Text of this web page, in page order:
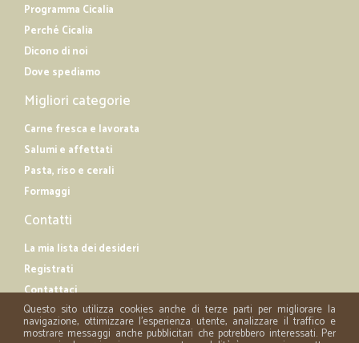
Programma Cicalia
Perché Cicalia
Dicono di noi
Dove spediamo
Migliori categorie
Carne fresca e lavorata
Salumi e affettati
Pasta, riso e cerali
Formaggi
Contatti
La mia lista dei desideri
Registrati
Contattaci
Questo sito utilizza cookies anche di terze parti per migliorare la
navigazione, ottimizzare l'esperienza utente, analizzare il traffico e
mostrare messaggi anche pubblicitari che potrebbero interessati. Per